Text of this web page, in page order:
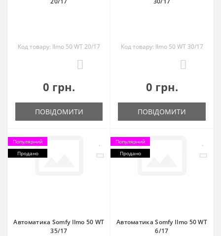
Код товару: Ilmo 50 WT 20/17
0 грн.
ПОВІДОМИТИ
Код товару: Ilmo 50 WT 30/17
0 грн.
ПОВІДОМИТИ
Популярний
Продано
Автоматика Somfy Ilmo 50 WT
35/17
Популярний
Продано
Автоматика Somfy Ilmo 50 WT
6/17